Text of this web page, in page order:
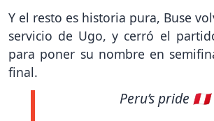
Y el resto es historia pura, Buse
servicio de Ugo, y cerró el
para poner su nombre en
final.
Peru’s pride 🇵🇪